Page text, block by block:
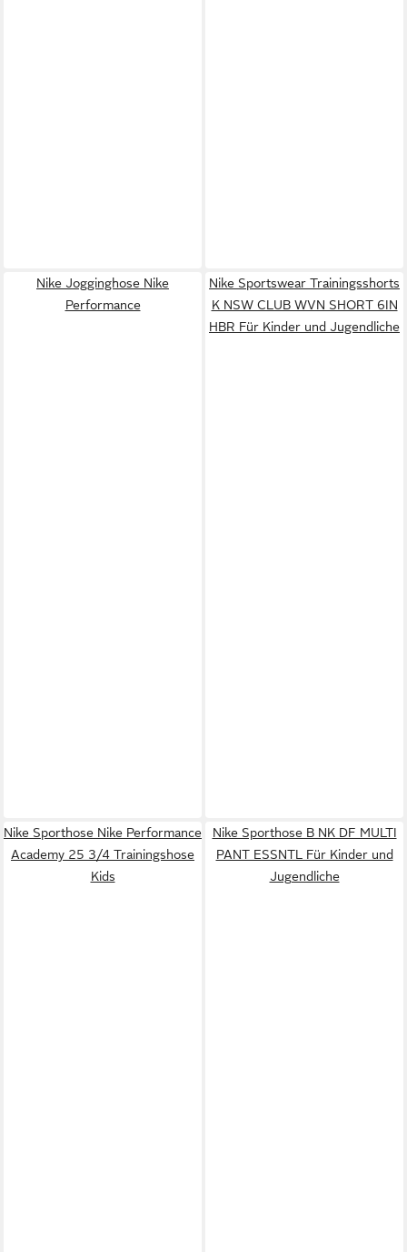
Nike Jogginghose Nike
Performance
Nike Sportswear Trainingsshorts
K NSW CLUB WVN SHORT 6IN
HBR Für Kinder und Jugendliche
Nike Sporthose Nike Performance
Academy 25 3/4 Trainingshose
Kids
Nike Sporthose B NK DF MULTI
PANT ESSNTL Für Kinder und
Jugendliche